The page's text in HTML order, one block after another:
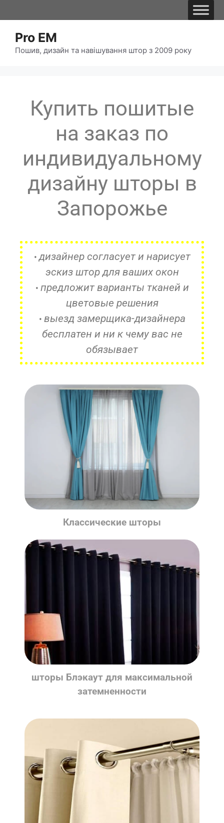
Pro EM
Пошив, дизайн та навішування штор з 2009 року
Купить пошитые
на заказ по
индивидуальному
дизайну шторы в
Запорожье
•дизайнер согласует и нарисует
эскиз штор для ваших окон
• предложит варианты тканей и
цветовые решения
• выезд замерщика-дизайнера
бесплатен и ни к чему вас не
обязывает
Классические шторы
шторы Блэкаут для максимальной
затемненности